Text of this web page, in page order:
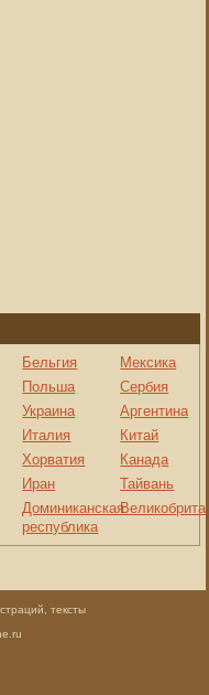
Бельгия
Польша
Украина
Италия
Хорватия
Иран
Доминиканская
республика
Мексика
Сербия
Аргентина
Китай
Канада
Тайвань
тексты